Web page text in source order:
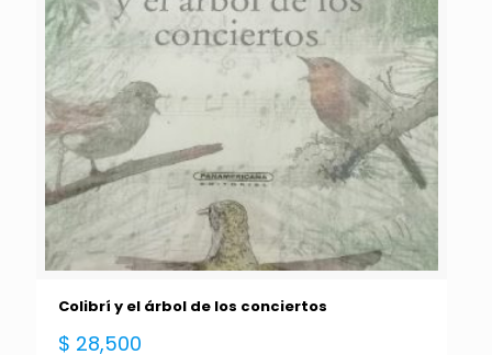
Colibrí y el árbol de los conciertos
$ 28,500